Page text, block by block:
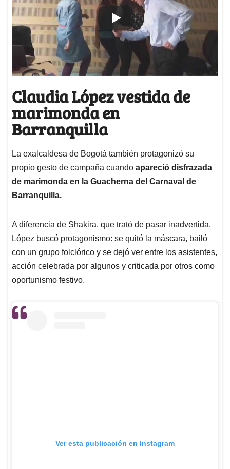
Claudia López vestida de
marimonda en
Barranquilla
La exalcaldesa de Bogotá también protagonizó su
propio gesto de campaña cuando apareció disfrazada
de marimonda en la Guacherna del Carnaval de
Barranquilla.
A diferencia de Shakira, que trató de pasar inadvertida,
López buscó protagonismo: se quitó la máscara, bailó
con un grupo folclórico y se dejó ver entre los asistentes,
acción celebrada por algunos y criticada por otros como
oportunismo festivo.
Ver esta publicación en Instagram